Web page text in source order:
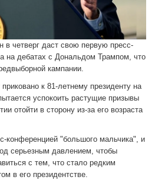
четверг даст свою первую пресс-
на дебатах с Дональдом Трампом, что
кампании.
к 81-летнему президенту на
успокоить растущие призывы
отойти в сторону из-за его возраста
конференцией "большого мальчика", и
серьезным давлением, чтобы
с тем, что стало редким
в его президентстве.